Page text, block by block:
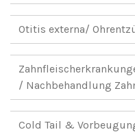
Otitis externa/
/ Nachbehandlung
Cold Tail &